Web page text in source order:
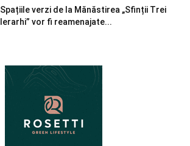
Spațiile verzi de la Mănăstirea „Sfinții Trei
Ierarhi” vor fi reamenajate...